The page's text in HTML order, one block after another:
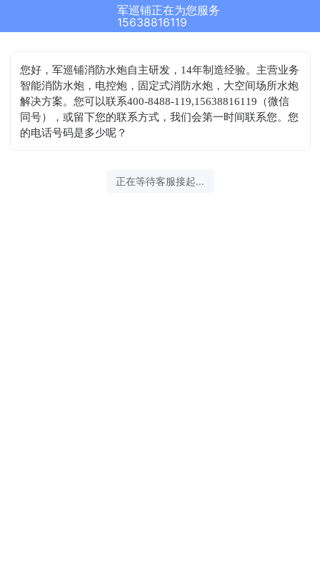
军巡铺正在为您服务
15638816119
您好，军巡铺消防水炮自主研发，14年制造经验。主营业务
智能消防水炮，电控炮，固定式消防水炮，大空间场所水炮
解决方案。您可以联系400-8488-119,15638816119（微信
同号），或留下您的联系方式，我们会第一时间联系您。您
的电话号码是多少呢？
正在等待客服接起...